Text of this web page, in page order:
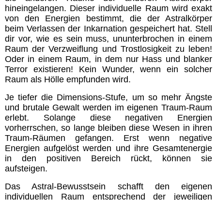
hineingelangen. Dieser individuelle Raum wird exakt
von den Energien bestimmt, die der Astralkörper
beim Verlassen der Inkarnation gespeichert hat. Stell
dir vor, wie es sein muss, ununterbrochen in einem
Raum der Verzweiflung und Trostlosigkeit zu leben!
Oder in einem Raum, in dem nur Hass und blanker
Terror existieren! Kein Wunder, wenn ein solcher
Raum als Hölle empfunden wird.
Je tiefer die Dimensions-Stufe, um so mehr Ängste
und brutale Gewalt werden im eigenen Traum-Raum
erlebt. Solange diese negativen Energien
vorherrschen, so lange bleiben diese Wesen in ihren
Traum-Räumen gefangen. Erst wenn negative
Energien aufgelöst werden und ihre Gesamtenergie
in den positiven Bereich rückt, können sie
aufsteigen.
Das Astral-Bewusstsein schafft den eigenen
individuellen Raum entsprechend der jeweiligen